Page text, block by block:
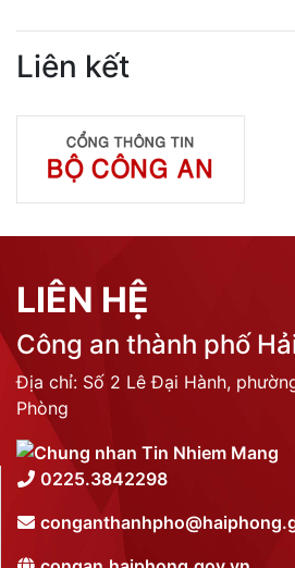
Liên kết
LIÊN HỆ
Công an thành phố
Địa chỉ: Số 2 Lê Đại Hành,
Phòng
0225.3842298